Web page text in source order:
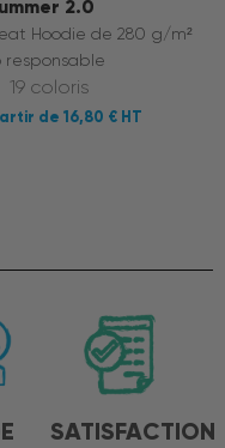
2.0
Hoodie de 280 g/m²
responsable
19 coloris
16,80 €
SATISFACTION